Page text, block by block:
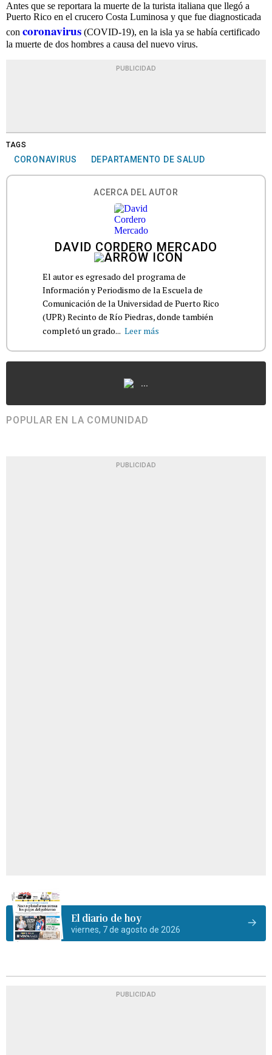
Antes que se reportara la muerte de la turista italiana que llegó a
Puerto Rico en el crucero Costa Luminosa y que fue diagnosticada
con coronavirus (COVID-19), en la isla ya se había certificado
la muerte de dos hombres a causa del nuevo virus.
PUBLICIDAD
TAGS
CORONAVIRUS DEPARTAMENTO DE SALUD
ACERCA DEL AUTOR
DAVID CORDERO MERCADO
El autor es egresado del programa de
Información y Periodismo de la Escuela de
Comunicación de la Universidad de Puerto Rico
(UPR) Recinto de Río Piedras, donde también
completó un grado... Leer más
...
POPULAR EN LA COMUNIDAD
PUBLICIDAD
El diario de hoy
viernes, 7 de agosto de 2026
PUBLICIDAD